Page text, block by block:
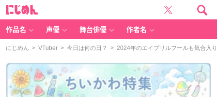
作品名 声優 舞台俳優 作者名
にじめん > VTuber > 今日は何の日？ > 2024年のエイプリルフールも気合入